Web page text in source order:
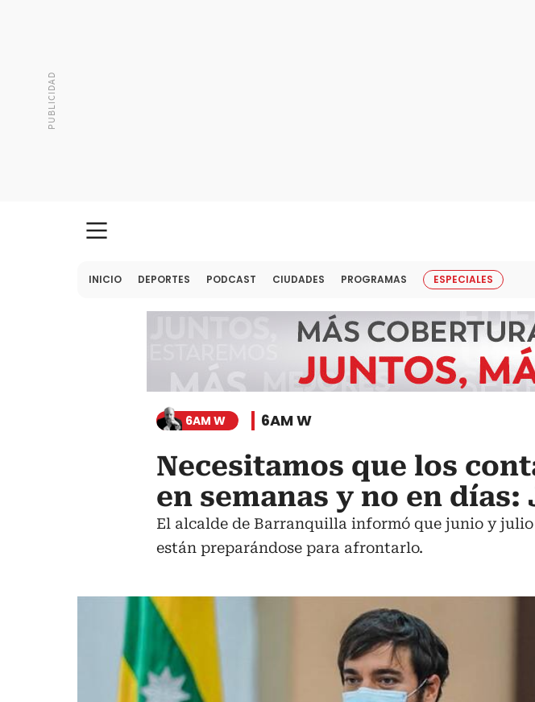
INICIO DEPORTES PODCAST CIUDADES PROGRAMAS ESPECIALES
6AM W 6AM W
Necesitamos que los
en semanas y no en
El alcalde de Barranquilla informó que junio y julio
están preparándose para afrontarlo.